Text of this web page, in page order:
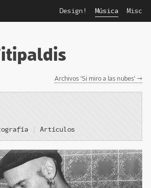
Design! Música Misc
Archivos 'Si miro a las nubes' →
| Artículos